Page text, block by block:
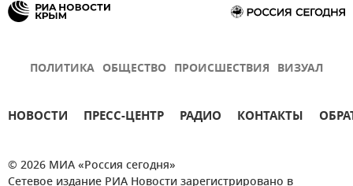
ПОЛИТИКА ОБЩЕСТВО ПРОИСШЕСТВИЯ ВИЗУАЛ
НОВОСТИ ПРЕСС-ЦЕНТР РАДИО КОНТАКТЫ
© 2026 МИА «Россия сегодня»